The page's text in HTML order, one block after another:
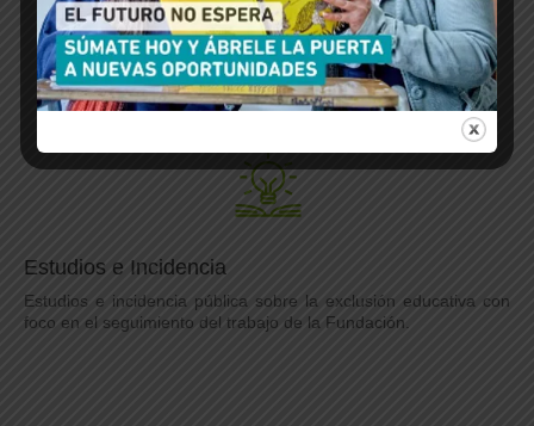
Estudios e Incidencia
Estudios e incidencia pública sobre la exclusión educativa con
foco en el seguimiento del trabajo de la Fundación.